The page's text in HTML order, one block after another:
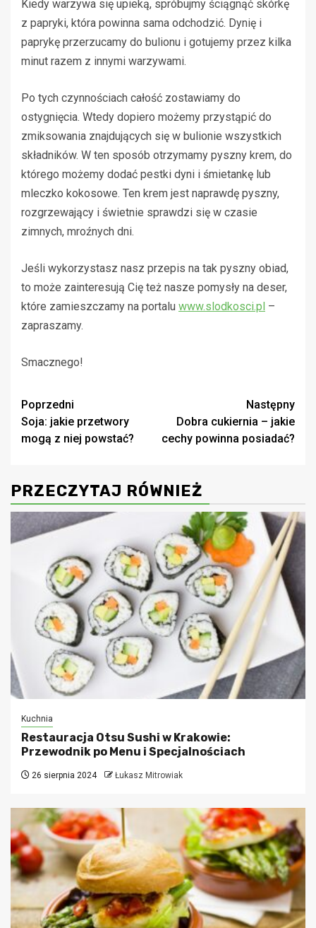
Kiedy warzywa się upieką, spróbujmy ściągnąć skórkę
z papryki, która powinna sama odchodzić. Dynię i
paprykę przerzucamy do bulionu i gotujemy przez kilka
minut razem z innymi warzywami.
Po tych czynnościach całość zostawiamy do
ostygnięcia. Wtedy dopiero możemy przystąpić do
zmiksowania znajdujących się w bulionie wszystkich
składników. W ten sposób otrzymamy pyszny krem, do
którego możemy dodać pestki dyni i śmietankę lub
mleczko kokosowe. Ten krem jest naprawdę pyszny,
rozgrzewający i świetnie sprawdzi się w czasie
zimnych, mroźnych dni.
Jeśli wykorzystasz nasz przepis na tak pyszny obiad,
to może zainteresują Cię też nasze pomysły na deser,
które zamieszczamy na portalu www.slodkosci.pl –
zapraszamy.
Smacznego!
Zobacz
wpisy
Poprzedni
Soja: jakie przetwory
mogą z niej powstać?
Następny
Dobra cukiernia – jakie
cechy powinna posiadać?
PRZECZYTAJ RÓWNIEŻ
Kuchnia
Restauracja Otsu Sushi w Krakowie:
Przewodnik po Menu i Specjalnościach
26 sierpnia 2024 Łukasz Mitrowiak